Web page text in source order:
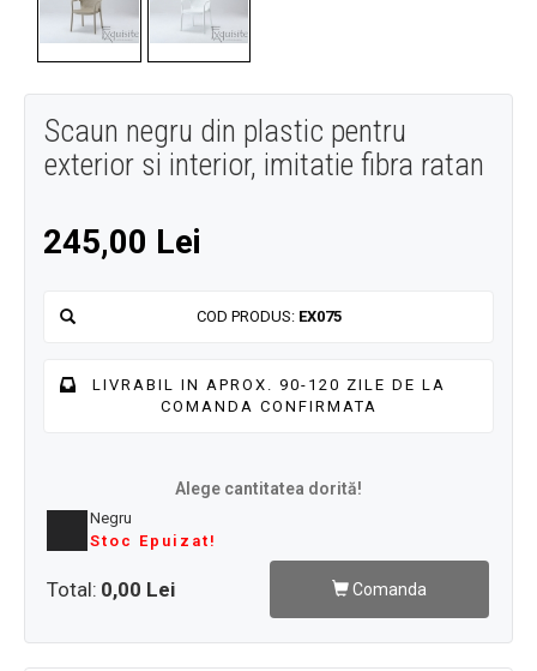
Scaun negru din plastic pentru
exterior si interior, imitatie fibra ratan
245,00 Lei
COD PRODUS: EX075
LIVRABIL IN APROX. 90-120 ZILE DE LA
COMANDA CONFIRMATA
Alege cantitatea dorită!
Negru
Stoc Epuizat!
Total: 0,00 Lei Comanda